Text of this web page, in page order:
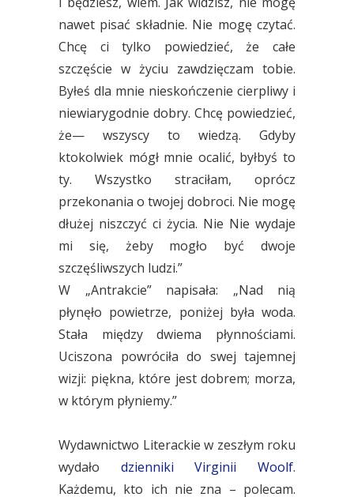
nawet pisać składnie. Nie mogę czytać.
Chcę ci tylko powiedzieć, że całe
szczęście w życiu zawdzięczam tobie.
Byłeś dla mnie nieskończenie cierpliwy i
niewiarygodnie dobry. Chcę powiedzieć,
że— wszyscy to wiedzą. Gdyby
ktokolwiek mógł mnie ocalić, byłbyś to
ty. Wszystko straciłam, oprócz
przekonania o twojej dobroci. Nie mogę
dłużej niszczyć ci życia. Nie Nie wydaje
mi się, żeby mogło być dwoje
szczęśliwszych ludzi.”
W „Antrakcie” napisała: „Nad nią
płynęło powietrze, poniżej była woda.
Stała między dwiema płynnościami.
Uciszona powróciła do swej tajemnej
wizji: piękna, które jest dobrem; morza,
w którym płyniemy.”
Wydawnictwo Literackie w zeszłym roku
wydało dzienniki Virginii Woolf.
Każdemu, kto ich nie zna – polecam.